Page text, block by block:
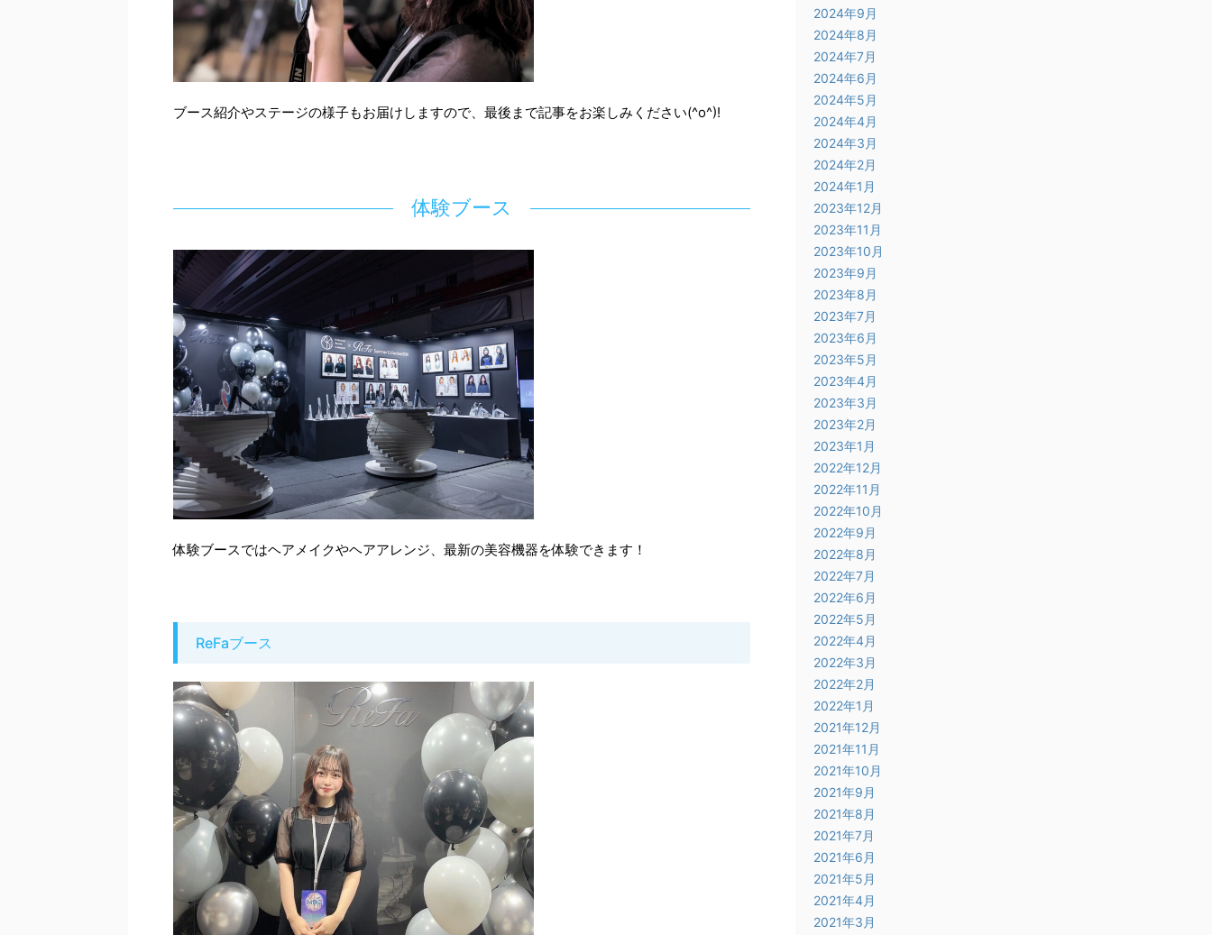
ブース紹介やステージの様子もお届けしますので、最後まで記事をお楽しみください(^o^)!
体験ブース
体験ブースではヘアメイクやヘアアレンジ、最新の美容機器を体験できます！
ReFaブース
2024年9月
2024年8月
2024年7月
2024年6月
2024年5月
2024年4月
2024年3月
2024年2月
2024年1月
2023年12月
2023年11月
2023年10月
2023年9月
2023年8月
2023年7月
2023年6月
2023年5月
2023年4月
2023年3月
2023年2月
2023年1月
2022年12月
2022年11月
2022年10月
2022年9月
2022年8月
2022年7月
2022年6月
2022年5月
2022年4月
2022年3月
2022年2月
2022年1月
2021年12月
2021年11月
2021年10月
2021年9月
2021年8月
2021年7月
2021年6月
2021年5月
2021年4月
2021年3月